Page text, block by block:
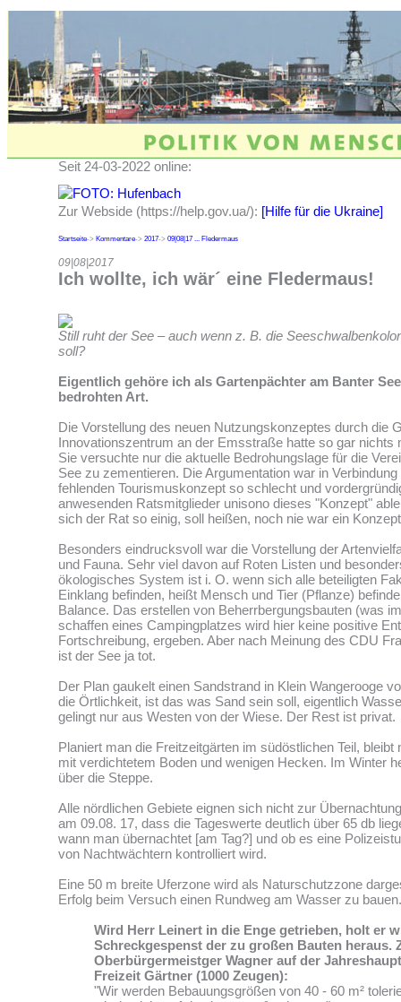
Seit 24-03-2022 online:
Zur Webside (https://help.gov.ua/): [Hilfe für die Ukraine]
Startseite-> Kommentare-> 2017-> 09|08|17 ... Fledermaus
09|08|2017
Ich wollte, ich wär´ eine Fledermaus!
Still ruht der See – auch wenn z. B. die
soll?
Eigentlich gehöre ich als Gartenpächter am Banter
bedrohten Art.
Die Vorstellung des neuen Nutzungskonzeptes durch die
Innovationszentrum an der Emsstraße hatte so gar nichts
Sie versuchte nur die aktuelle Bedrohungslage für die
See zu zementieren. Die Argumentation war in
fehlenden Tourismuskonzept so schlecht und
anwesenden Ratsmitglieder unisono dieses "Konzept"
sich der Rat so einig, soll heißen, noch nie war ein
Besonders eindrucksvoll war die Vorstellung der
und Fauna. Sehr viel davon auf Roten Listen und
ökologisches System ist i. O. wenn sich alle beteiligten
Einklang befinden, heißt Mensch und Tier (Pflanze)
Balance. Das erstellen von Beherrbergungsbauten (was
schaffen eines Campingplatzes wird hier keine positive
Fortschreibung, ergeben. Aber nach Meinung des CDU
ist der See ja tot.
Der Plan gaukelt einen Sandstrand in Klein Wangerooge
die Örtlichkeit, ist das was Sand sein soll, eigentlich
gelingt nur aus Westen von der Wiese. Der Rest ist privat.
Planiert man die Freitzeitgärten im südöstlichen Teil, bleibt
mit verdichtetem Boden und wenigen Hecken. Im Winter
über die Steppe.
Alle nördlichen Gebiete eignen sich nicht zur
am 09.08. 17, dass die Tageswerte deutlich über 65 db
wann man übernachtet [am Tag?] und ob es eine
von Nachtwächtern kontrolliert wird.
Eine 50 m breite Uferzone wird als Naturschutzzone
Erfolg beim Versuch einen Rundweg am Wasser zu bauen.
Wird Herr Leinert in die Enge getrieben, holt er
Schreckgespenst der zu großen Bauten heraus.
Oberbürgermeistger Wagner auf der
Freizeit Gärtner (1000 Zeugen):
"Wir werden Bebauungsgrößen von 40 - 60 m²